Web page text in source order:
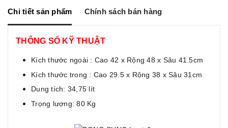
g
o
n
Chi tiết sản phẩm Chính sách bán hàng
THÔNG SỐ KỸ THUẬT
Kích thước ngoài : Cao 42 x Rộng 48 x Sâu 41.5cm
Kích thước trong : Cao 29.5 x Rộng 38 x Sâu 31cm
Dung tích: 34,75 lít
Trọng lượng: 80 Kg